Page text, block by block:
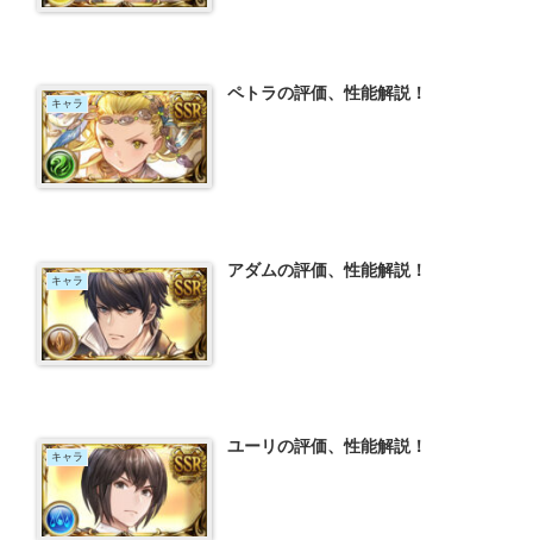
キャラ
ペトラの評価、性能解説！
キャラ
アダムの評価、性能解説！
キャラ
ユーリの評価、性能解説！